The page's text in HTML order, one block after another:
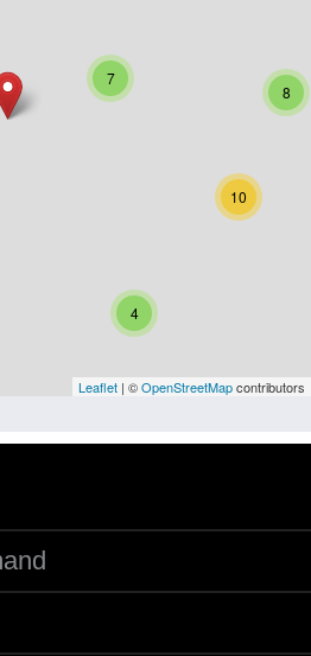
Vorarlberg
Besatzungsmächte
Mütter, Kinder
10
7
4
8
Leaflet | ©OpenStreetMapcontributors